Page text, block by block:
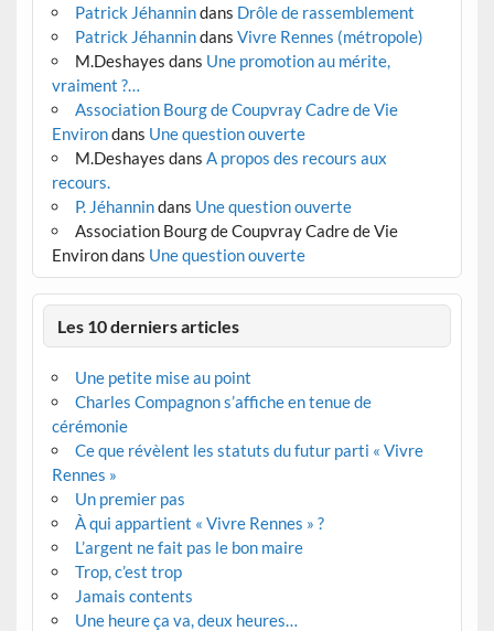
Patrick Jéhannindans Drôle de rassemblement
Patrick Jéhannindans Vivre Rennes (métropole)
M.Deshayes dans Une promotion au mérite,
vraiment ?…
Association Bourg de Coupvray Cadre de Vie
Environdans Une question ouverte
M.Deshayes dans A propos des recours aux
recours.
P. Jéhannindans Une question ouverte
Association Bourg de Coupvray Cadre de Vie
Environdans Une question ouverte
Les 10 derniers articles
Une petite mise au point
Charles Compagnon s’affiche en tenue de
cérémonie
Ce que révèlent les statuts du futur parti « Vivre
Rennes »
Un premier pas
À qui appartient « Vivre Rennes » ?
L’argent ne fait pas le bon maire
Trop, c’est trop
Jamais contents
Une heure ça va, deux heures…